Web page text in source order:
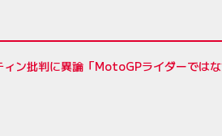
ン批判に異論「MotoGPライダーでは